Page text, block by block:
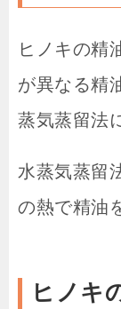
ヒノキの精
が異なる精
蒸気蒸留法
水蒸気蒸留
の熱で精油
ヒノキ